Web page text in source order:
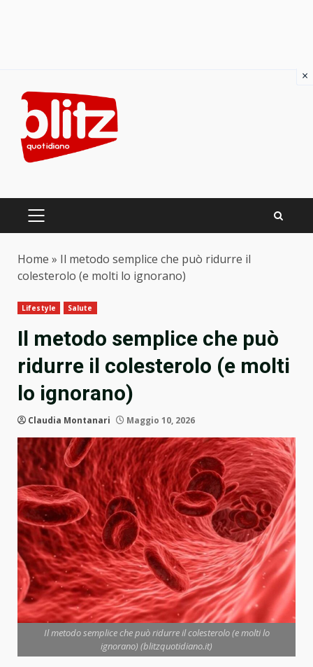
content
PRIMARY
Home » Il metodo semplice che può ridurre il
colesterolo (e molti lo ignorano)
Lifestyle Salute
Il metodo semplice che può
ridurre il colesterolo (e molti
lo ignorano)
Claudia Montanari Maggio 10, 2026
Il metodo semplice che può ridurre il colesterolo (e molti lo
ignorano) (blitzquotidiano.it)
×